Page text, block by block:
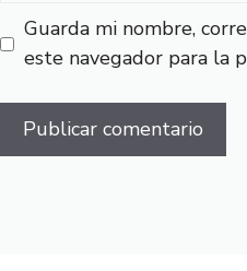
Guarda mi nombre,
este navegador para la